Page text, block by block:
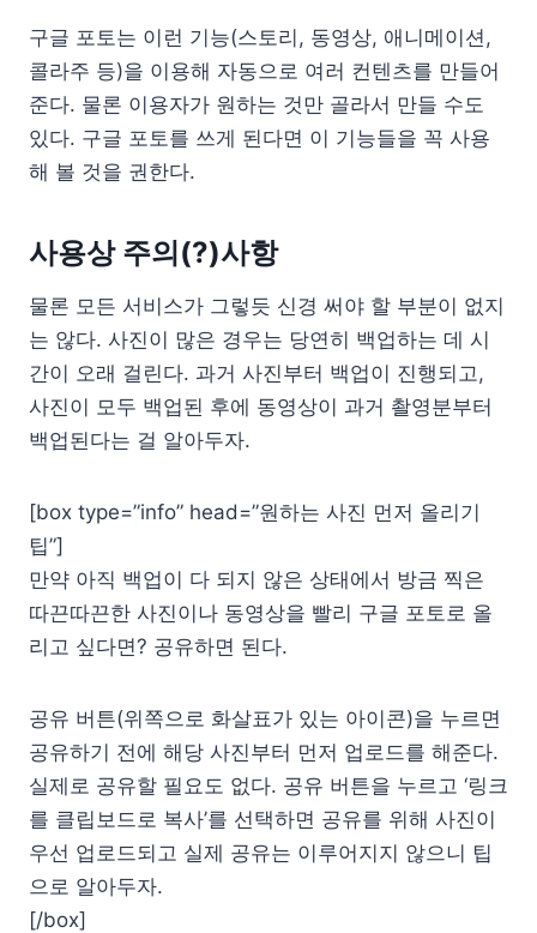
구글 포토는 이런 기능(스토리, 동영상, 애니메이션,
콜라주 등)을 이용해 자동으로 여러 컨텐츠를 만들어
준다. 물론 이용자가 원하는 것만 골라서 만들 수도
있다. 구글 포토를 쓰게 된다면 이 기능들을 꼭 사용
해 볼 것을 권한다.
사용상 주의(?)사항
물론 모든 서비스가 그렇듯 신경 써야 할 부분이 없지
는 않다. 사진이 많은 경우는 당연히 백업하는 데 시
간이 오래 걸린다. 과거 사진부터 백업이 진행되고,
사진이 모두 백업된 후에 동영상이 과거 촬영분부터
백업된다는 걸 알아두자.
[box type=”info” head=”원하는 사진 먼저 올리기
팁”]
만약 아직 백업이 다 되지 않은 상태에서 방금 찍은
따끈따끈한 사진이나 동영상을 빨리 구글 포토로 올
리고 싶다면? 공유하면 된다.
공유 버튼(위쪽으로 화살표가 있는 아이콘)을 누르면
공유하기 전에 해당 사진부터 먼저 업로드를 해준다.
실제로 공유할 필요도 없다. 공유 버튼을 누르고 ‘링크
를 클립보드로 복사’를 선택하면 공유를 위해 사진이
우선 업로드되고 실제 공유는 이루어지지 않으니 팁
으로 알아두자.
[/box]